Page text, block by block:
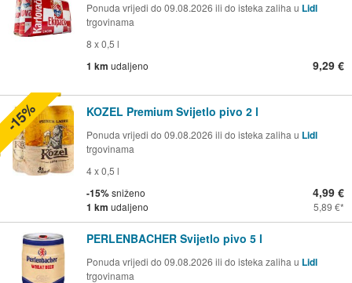
Ponuda vrijedi do 09.08.2026 ili do isteka zaliha u Lidl
trgovinama
8 x 0,5 l
1 km udaljeno 9,29 €
KOZEL Premium Svijetlo pivo 2 l
Ponuda vrijedi do 09.08.2026 ili do isteka zaliha u Lidl
trgovinama
4 x 0,5 l
-15%sniženo
1 km udaljeno
4,99 €
5,89 €
-15%
PERLENBACHER Svijetlo pivo 5 l
Ponuda vrijedi do 09.08.2026 ili do isteka zaliha u Lidl
trgovinama